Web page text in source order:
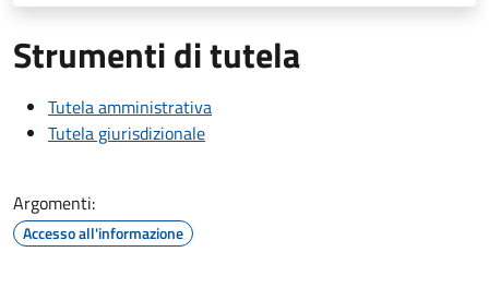
Strumenti di tutela
Tutela amministrativa
Tutela giurisdizionale
Argomenti:
Accesso all'informazione